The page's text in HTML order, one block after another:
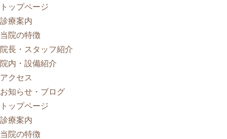
トップページ
診療案内
当院の特徴
院長・スタッフ紹介
院内・設備紹介
アクセス
お知らせ・ブログ
トップページ
診療案内
当院の特徴